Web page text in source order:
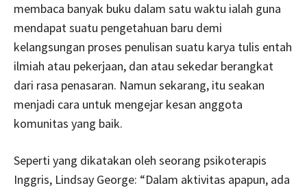
membaca banyak buku dalam satu waktu ialah guna
mendapat suatu pengetahuan baru demi
kelangsungan proses penulisan suatu karya tulis entah
ilmiah atau pekerjaan, dan atau sekedar berangkat
dari rasa penasaran. Namun sekarang, itu seakan
menjadi cara untuk mengejar kesan anggota
komunitas yang baik.
Seperti yang dikatakan oleh seorang psikoterapis
Inggris, Lindsay George: “Dalam aktivitas apapun, ada